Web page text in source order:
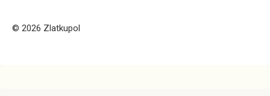
© 2026 Zlatkupol